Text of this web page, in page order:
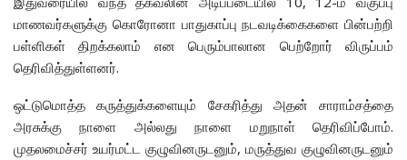
மாணவர்களுக்கு கொரோனா பாதுகாப்பு நடவடிக்கைகளை பின்பற்றி
பள்ளிகள் திறக்கலாம் என பெரும்பாலான பெற்றோர் விருப்பம்
தெரிவித்துள்ளனர்.
ஒட்டுமொத்த கருத்துக்களையும் சேகரித்து அதன் சாராம்சத்தை
அரசுக்கு நாளை அல்லது நாளை மறுநாள் தெரிவிப்போம்.
முதலமைச்சர் உயர்மட்ட குழுவினருடனும், மருத்துவ குழுவினருடனும்